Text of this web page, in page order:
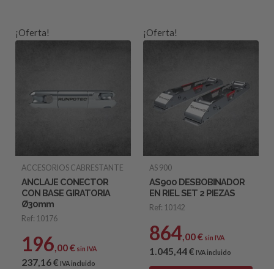
¡Oferta!
ACCESORIOS CABRESTANTE
ANCLAJE CONECTOR
CON BASE GIRATORIA
Ø30mm
Ref: 10176
196,00€ sin IVA
237,16€ IVA incluido
¡Oferta!
AS 900
AS900 DESBOBINADOR
EN RIEL SET 2 PIEZAS
Ref: 10142
864,00€ sin IVA
1.045,44€ IVA incluido